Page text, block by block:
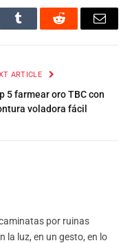
Tumblr Reddit Email
ARTICLE
5 farmear oro TBC con
voladora fácil
por ruinas
la luz, en un gesto, en lo